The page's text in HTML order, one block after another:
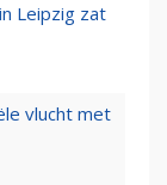
Leipzig zat
vlucht met